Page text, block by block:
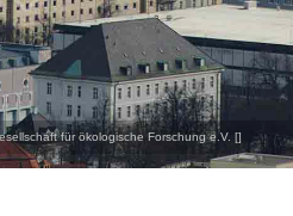
für ökologische Forschung e.V. []